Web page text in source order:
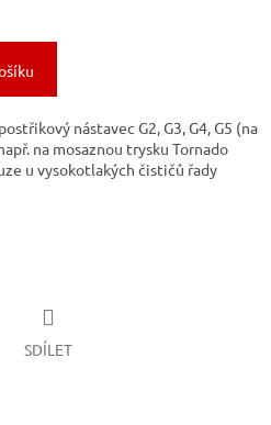
nástavec G2, G3, G4, G5 (na
na mosaznou trysku Tornado
u vysokotlakých čističů řady
SDÍLET